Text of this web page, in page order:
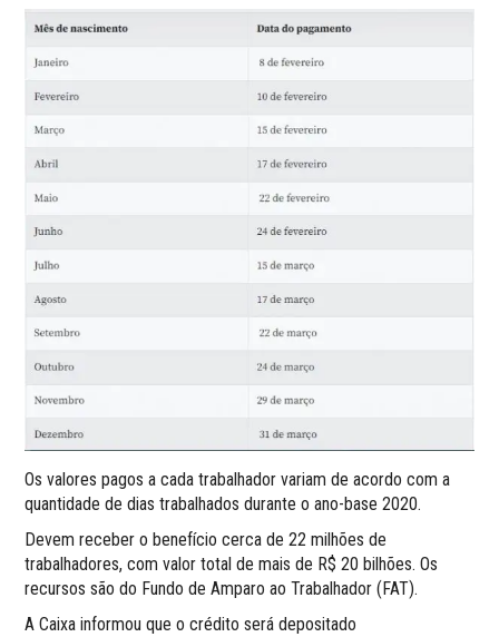
Os valores pagos a cada trabalhador variam de acordo com a
quantidade de dias trabalhados durante o ano-base 2020.
Devem receber o benefício cerca de 22 milhões de
trabalhadores, com valor total de mais de R$ 20 bilhões. Os
recursos são do Fundo de Amparo ao Trabalhador (FAT).
A Caixa informou que o crédito será depositado